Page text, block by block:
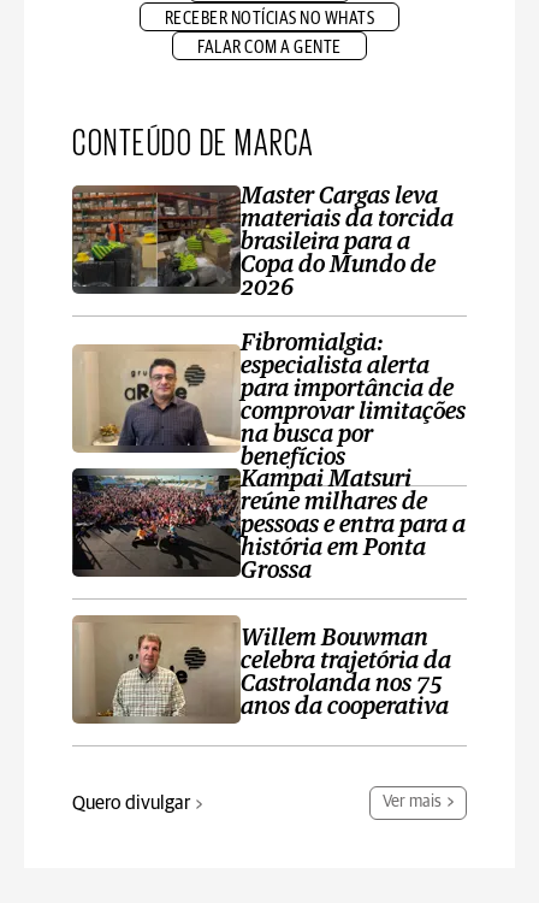
RECEBER NOTÍCIAS NO WHATS
FALAR COM A GENTE
CONTEÚDO DE MARCA
Master Cargas leva
materiais da torcida
brasileira para a
Copa do Mundo de
2026
Fibromialgia:
especialista alerta
para importância de
comprovar limitações
na busca por
benefícios
Kampai Matsuri
reúne milhares de
pessoas e entra para a
história em Ponta
Grossa
Willem Bouwman
celebra trajetória da
Castrolanda nos 75
anos da cooperativa
Quero divulgar Ver mais